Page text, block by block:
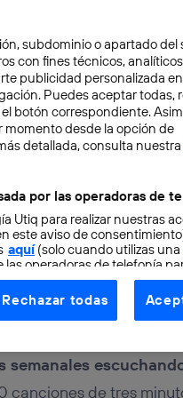
Europeo
semanales
de tres
subdominio o apartado del
con fines técnicos,
publicidad personalizada
Puedes aceptar todas,
botón correspondiente.
desde la opción de
detallada, consulta nuestra
por las operadoras de
Utiq para realizar nuestras
este aviso de
aquí(solo cuando utilizas una
las operadoras de telefonía
como prioridad
cuenta de cliente de
de teléfono móvil).
Rechazar todas